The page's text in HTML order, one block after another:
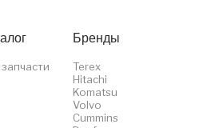
Бренды
Terex
Hitachi
Komatsu
Volvo
Cummins